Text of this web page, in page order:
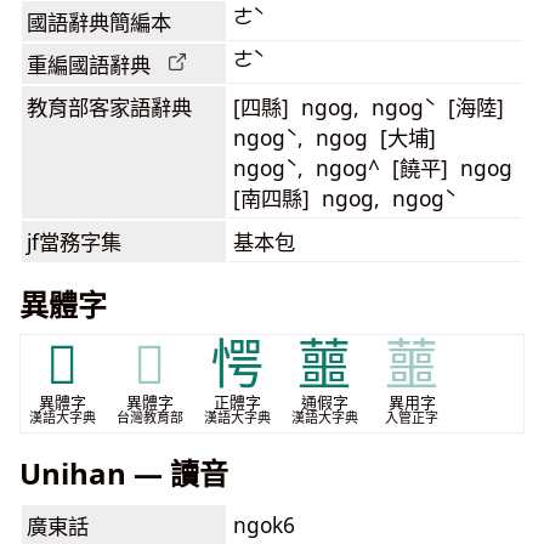
國語辭典簡編本 ㄜˋ
重編國語辭典 ㄜˋ
教育部客家語辭典
[四縣] ngog, ngogˋ [海陸]
ngogˋ, ngog [大埔]
ngogˋ, ngog^ [饒平] ngog
[南四縣] ngog, ngogˋ
jf當務字集 基本包
異體字
𡅡
異體字
漢語大字典
𡅡
異體字
台灣教育部
愕
正體字
漢語大字典
蘁
通假字
漢語大字典
蘁
異用字
入管正字
Unihan — 讀音
廣東話 ngok6